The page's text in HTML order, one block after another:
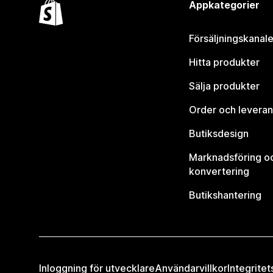
Appkategorier
Hitta produkter
Sälja produkter
Order och
Butiksdesign
Marknadsföring
konvertering
Butikshantering
Inloggning för utvecklareAnvändarvillkor